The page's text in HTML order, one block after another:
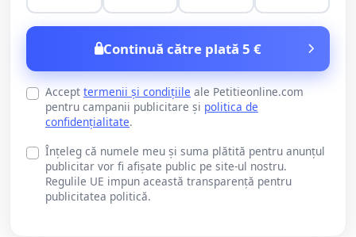
Continuă către plată 5 €
Accept termenii și condițiile ale Petitieonline.com
pentru campanii publicitare și politica de
confidențialitate.
Înțeleg că numele meu și suma plătită pentru anunțul
publicitar vor fi afișate public pe site-ul nostru.
Regulile UE impun această transparență pentru
publicitatea politică.